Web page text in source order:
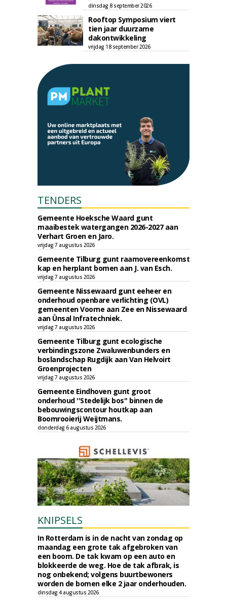
dinsdag 8 september 2026
Rooftop Symposium viert
tien jaar duurzame
dakontwikkeling
vrijdag 18 september 2026
TENDERS
Gemeente Hoeksche Waard gunt
maaibestek watergangen 2026-2027 aan
Verhart Groen en Jaro.
vrijdag 7 augustus 2026
Gemeente Tilburg gunt raamovereenkomst
kap en herplant bomen aan J. van Esch.
vrijdag 7 augustus 2026
Gemeente Nissewaard gunt eeheer en
onderhoud openbare verlichting (OVL)
gemeenten Voorne aan Zee en Nissewaard
aan Ünsal Infratechniek.
vrijdag 7 augustus 2026
Gemeente Tilburg gunt ecologische
verbindingszone Zwaluwenbunders en
boslandschap Rugdijk aan Van Helvoirt
Groenprojecten
vrijdag 7 augustus 2026
Gemeente Eindhoven gunt groot
onderhoud ''Stedelijk bos'' binnen de
bebouwingscontour houtkap aan
Boomrooierij Weijtmans.
donderdag 6 augustus 2026
KNIPSELS
In Rotterdam is in de nacht van zondag op
maandag een grote tak afgebroken van
een boom. De tak kwam op een auto en
blokkeerde de weg. Hoe de tak afbrak, is
nog onbekend; volgens buurtbewoners
worden de bomen elke 2 jaar onderhouden.
dinsdag 4 augustus 2026